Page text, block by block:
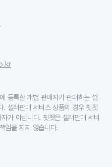
등록한 개별 판매자가 판매하는 셀
. 셀러판매 서비스 상품의 경우 핏펫
가 아닙니다. 핏펫은 셀러판매 서비
임을 지지 않습니다.